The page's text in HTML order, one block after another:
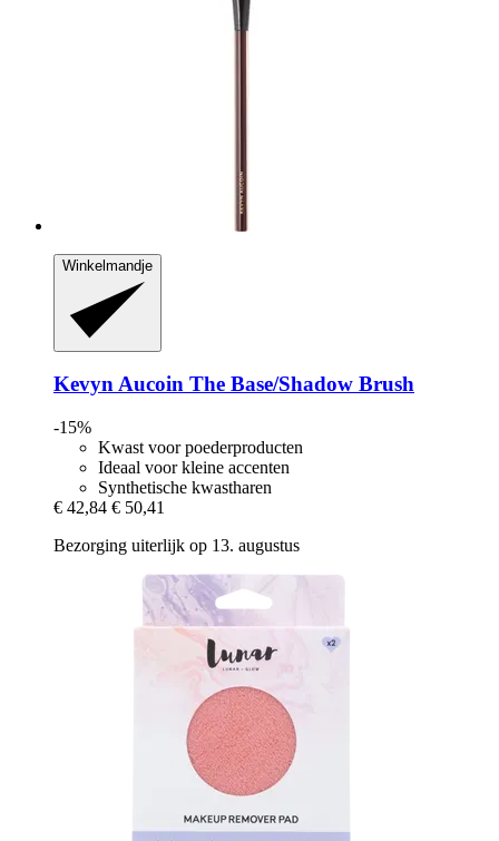
Winkelmandje
Kevyn Aucoin The Base/Shadow Brush
-15%
Kwast voor poederproducten
Ideaal voor kleine accenten
Synthetische kwastharen
€ 42,84 € 50,41
Bezorging uiterlijk op 13. augustus